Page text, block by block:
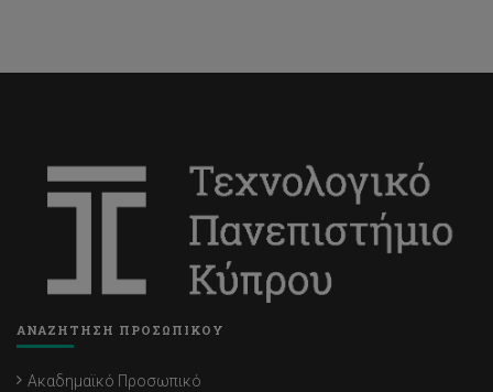
ΑΝΑΖΗΤΗΣΗ ΠΡΟΣΩΠΙΚΟΥ
Ακαδημαϊκό Προσωπικό